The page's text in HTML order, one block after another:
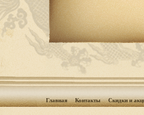
Главная Контакты Скидки и